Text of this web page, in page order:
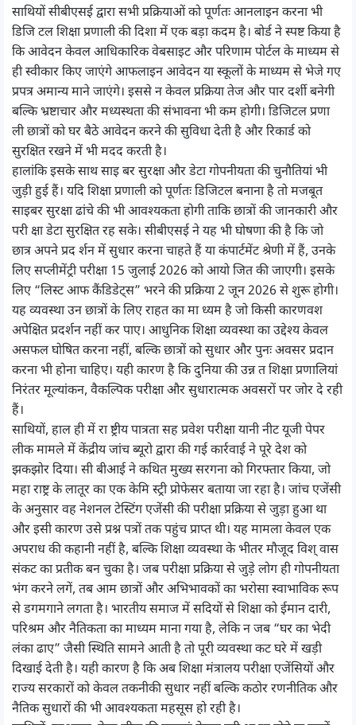
साथियों सीबीएसई द्वारा सभी प्रक्रियाओं को पूर्णतः आनलाइन करना भी
डिजि टल शिक्षा प्रणाली की दिशा में एक बड़ा कदम है। बोर्ड ने स्पष्ट किया है
कि आवेदन केवल आधिकारिक वेबसाइट और परिणाम पोर्टल के माध्यम से
ही स्वीकार किए जाएंगे आफलाइन आवेदन या स्कूलों के माध्यम से भेजे गए
प्रपत्र अमान्य माने जाएंगे। इससे न केवल प्रक्रिया तेज और पार दर्शी बनेगी
बल्कि भ्रष्टाचार और मध्यस्थता की संभावना भी कम होगी। डिजिटल प्रणा
ली छात्रों को घर बैठे आवेदन करने की सुविधा देती है और रिकार्ड को
सुरक्षित रखने में भी मदद करती है।
हालांकि इसके साथ साइ बर सुरक्षा और डेटा गोपनीयता की चुनौतियां भी
जुड़ी हुई हैं। यदि शिक्षा प्रणाली को पूर्णतः डिजिटल बनाना है तो मजबूत
साइबर सुरक्षा ढांचे की भी आवश्यकता होगी ताकि छात्रों की जानकारी और
परी क्षा डेटा सुरक्षित रह सके। सीबीएसई ने यह भी घोषणा की है कि जो
छात्र अपने प्रद र्शन में सुधार करना चाहते हैं या कंपार्टमेंट श्रेणी में हैं, उनके
लिए सप्लीमेंट्री परीक्षा 15 जुलाई 2026 को आयो जित की जाएगी। इसके
लिए “लिस्ट आफ कैंडिडेट्स” भरने की प्रक्रिया 2 जून 2026 से शुरू होगी।
यह व्यवस्था उन छात्रों के लिए राहत का मा ध्यम है जो किसी कारणवश
अपेक्षित प्रदर्शन नहीं कर पाए। आधुनिक शिक्षा व्यवस्था का उद्देश्य केवल
असफल घोषित करना नहीं, बल्कि छात्रों को सुधार और पुनः अवसर प्रदान
करना भी होना चाहिए। यही कारण है कि दुनिया की उन्न त शिक्षा प्रणालियां
निरंतर मूल्यांकन, वैकल्पिक परीक्षा और सुधारात्मक अवसरों पर जोर दे रही
हैं।
साथियों, हाल ही में रा ष्ट्रीय पात्रता सह प्रवेश परीक्षा यानी नीट यूजी पेपर
लीक मामले में केंद्रीय जांच ब्यूरो द्वारा की गई कार्रवाई ने पूरे देश को
झकझोर दिया। सी बीआई ने कथित मुख्य सरगना को गिरफ्तार किया, जो
महा राष्ट्र के लातूर का एक केमि स्ट्री प्रोफेसर बताया जा रहा है। जांच एजेंसी
के अनुसार वह नेशनल टेस्टिंग एजेंसी की परीक्षा प्रक्रिया से जुड़ा हुआ था
और इसी कारण उसे प्रश्न पत्रों तक पहुंच प्राप्त थी। यह मामला केवल एक
अपराध की कहानी नहीं है, बल्कि शिक्षा व्यवस्था के भीतर मौजूद विश् वास
संकट का प्रतीक बन चुका है। जब परीक्षा प्रक्रिया से जुड़े लोग ही गोपनीयता
भंग करने लगें, तब आम छात्रों और अभिभावकों का भरोसा स्वाभाविक रूप
से डगमगाने लगता है। भारतीय समाज में सदियों से शिक्षा को ईमान दारी,
परिश्रम और नैतिकता का माध्यम माना गया है, लेकि न जब “घर का भेदी
लंका ढाए” जैसी स्थिति सामने आती है तो पूरी व्यवस्था कट घरे में खड़ी
दिखाई देती है। यही कारण है कि अब शिक्षा मंत्रालय परीक्षा एजेंसियों और
राज्य सरकारों को केवल तकनीकी सुधार नहीं बल्कि कठोर रणनीतिक और
नैतिक सुधारों की भी आवश्यकता महसूस हो रही है।